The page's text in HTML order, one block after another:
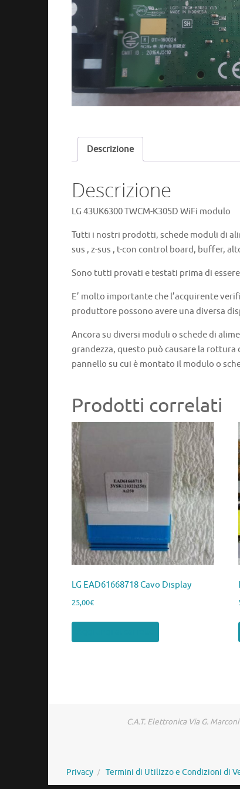
Descrizione
Descrizione
LG 43UK6300 TWCM-K305D WiFi modulo
Tutti i nostri prodotti, schede moduli di
sus , z-sus , t-con control board, buffer,
Sono tutti provati e testati prima di
E’ molto importante che l’acquirente
produttore possono avere una diversa
Ancora su diversi moduli o schede di
grandezza, questo può causare la
pannello su cui è montato il modulo o
Prodotti correlati
LG EAD61668718 Cavo Display
25,00€
C.A.T. Elettronica Via G.
Privacy Termini di Utilizzo e Condizioni di